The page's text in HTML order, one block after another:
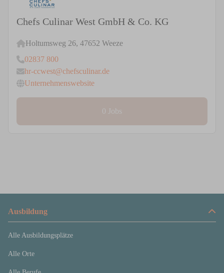
Chefs Culinar West GmbH & Co. KG
Holtumsweg 26, 47652 Weeze
02837 800
hr-ccwest@chefsculinar.de
Unternehmenswebsite
0 Jobs
Ausbildung
Alle Ausbildungsplätze
Alle Orte